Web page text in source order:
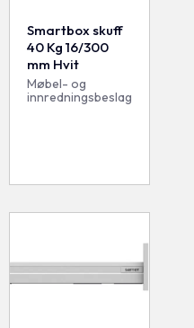
Smartbox skuff
40 Kg 16/300
mm Hvit
Møbel- og
innredningsbeslag